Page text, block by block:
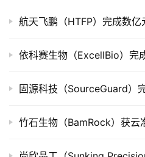
公
上
投
据
航天飞鹏（HTFP）完成数亿
依科赛生物（ExcellBio）完
固源科技（SourceGuard）
竹石生物（BamRock）获云